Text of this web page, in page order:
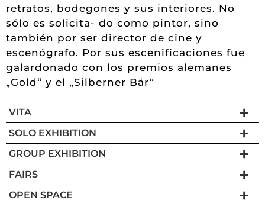
retratos, bodegones y sus interiores. No
sólo es solicita- do como pintor, sino
también por ser director de cine y
escenógrafo. Por sus escenificaciones fue
galardonado con los premios alemanes
„Gold“ y el „Silberner Bär“
VITA
SOLO EXHIBITION
GROUP EXHIBITION
FAIRS
OPEN SPACE